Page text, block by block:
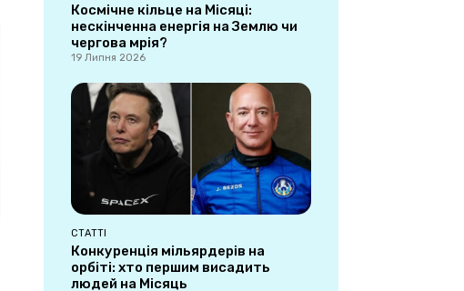
Космічне кільце на Місяці:
нескінченна енергія на Землю чи
чергова мрія?
19 Липня 2026
СТАТТІ
Конкуренція мільярдерів на
орбіті: хто першим висадить
людей на Місяць